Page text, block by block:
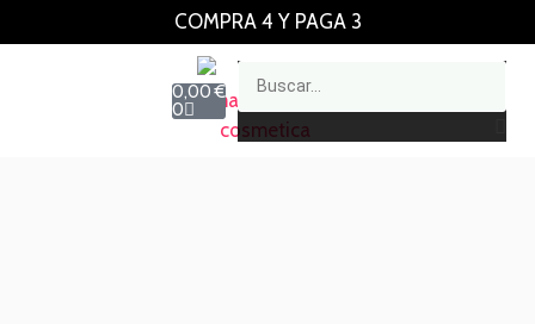
COMPRA 4 Y PAGA 3
0,00€
0